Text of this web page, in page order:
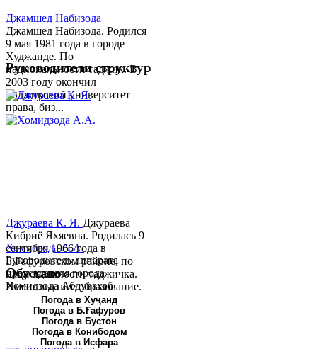
Джамшед Набизода
Джамшед Набизода. Родился
9 мая 1981 года в городе
Худжанде. По
национальности таджик. В
2003 году окончил
Таджикский университет
права, биз...
Хомидзода А.А.
Руководитель аппарата
председателя города
Хомидзода Абдувахоб
Абдумаджид родился 8
июня 1978 года в городе
Худжанде. По
национальности...
Руководители структур
Джураева К. Я. Джураева
Кибриё Яхяевна. Родилась 9
сентября 1966 года в
Б.Гафуровском районе, по
национальности таджичка.
Имеет высшее образование.
В 1997 ...
Обу хаво
Погода в Хуҷанд
Погода в Б.Ғафуров
Погода в Бустон
Погода в Конибодом
Погода в Исфара